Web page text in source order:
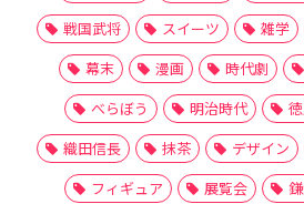
戦国武将
スイーツ 雑学
幕末
漫画 時代劇
べらぼう
明治時代
織田信長
抹茶 デザイン
フィギュア
展覧会